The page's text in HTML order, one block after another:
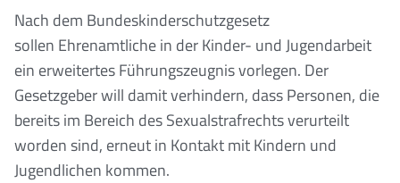
Nach dem Bundeskinderschutzgesetz
sollen Ehrenamtliche in der Kinder- und Jugendarbeit
ein erweitertes Führungszeugnis vorlegen. Der
Gesetzgeber will damit verhindern, dass Personen, die
bereits im Bereich des Sexualstrafrechts verurteilt
worden sind, erneut in Kontakt mit Kindern und
Jugendlichen kommen.